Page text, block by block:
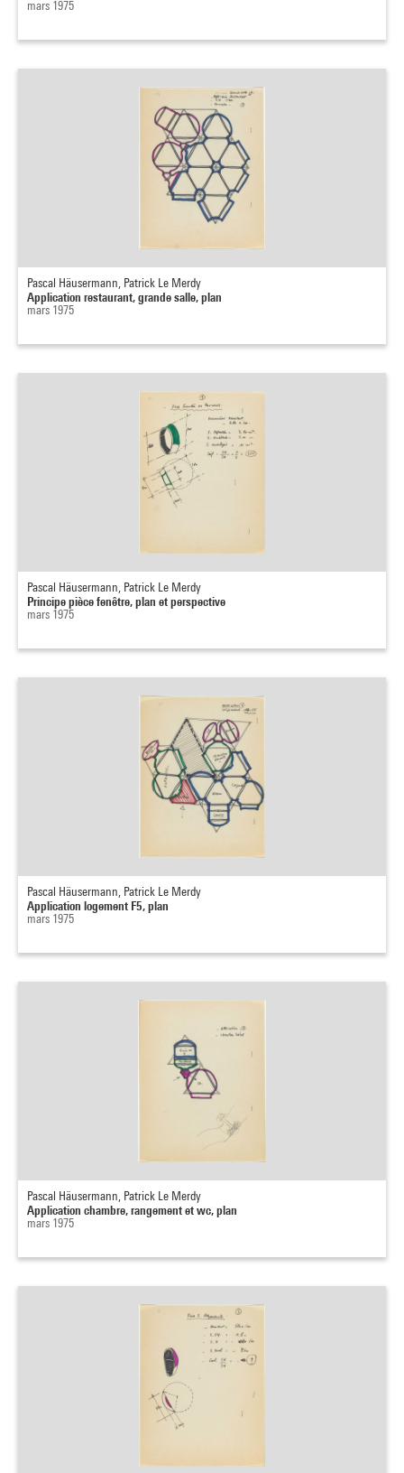
mars 1975
Pascal Häusermann, Patrick Le Merdy
Application restaurant, grande salle, plan
mars 1975
Pascal Häusermann, Patrick Le Merdy
Principe pièce fenêtre, plan et perspective
mars 1975
Pascal Häusermann, Patrick Le Merdy
Application logement F5, plan
mars 1975
Pascal Häusermann, Patrick Le Merdy
Application chambre, rangement et wc, plan
mars 1975